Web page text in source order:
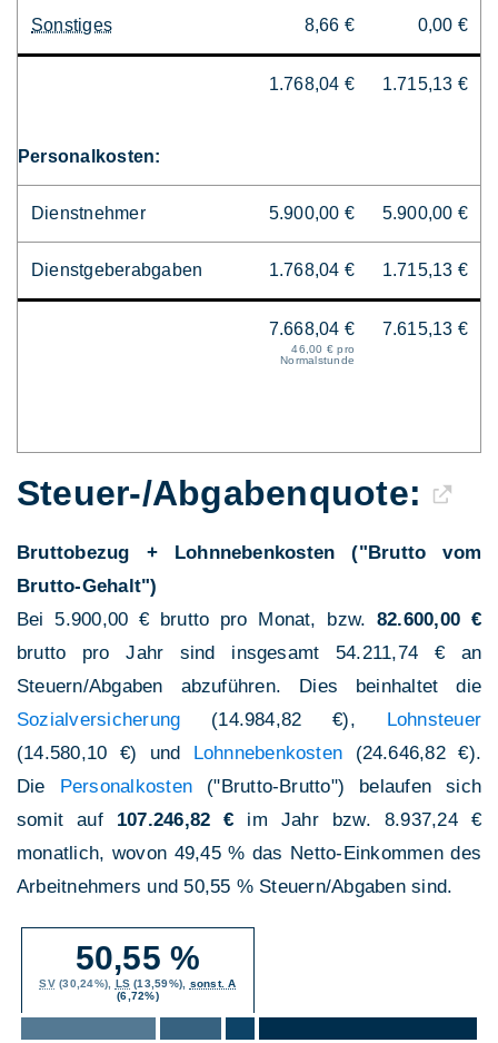
Sonstiges 8,66 € 0,00 €
1.768,04 € 1.715,13 €
Personalkosten:
Dienstnehmer 5.900,00 € 5.900,00 €
Dienstgeberabgaben 1.768,04 € 1.715,13 €
7.668,04 €
46,00 € pro
Normalstunde
7.615,13 €
Steuer-/Abgaben­quote:
Bruttobezug + Lohnnebenkosten ("Brutto vom
Brutto-Gehalt")
Bei 5.900,00 € brutto pro Monat, bzw. 82.600,00 €
brutto pro Jahr sind insgesamt 54.211,74 € an
Steuern/Abgaben abzuführen. Dies beinhaltet die
Sozialversicherung (14.984,82 €),
Lohnsteuer
(14.580,10 €) und
Lohnnebenkosten (24.646,82 €).
Die
Personalkosten ("Brutto-Brutto") belaufen sich
somit auf 107.246,82 € im Jahr bzw. 8.937,24 €
monatlich, wovon 49,45 % das Netto-Einkommen des
Arbeitnehmers und 50,55 % Steuern/Abgaben sind.
50,55 %
SV(30,24%), LS (13,59%), sonst. A
(6,72%)